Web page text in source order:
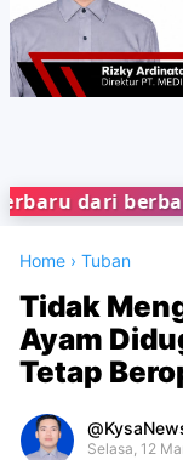
berbagai
Home › Tuban
Tidak
Ayam
Tetap
Selasa, 12